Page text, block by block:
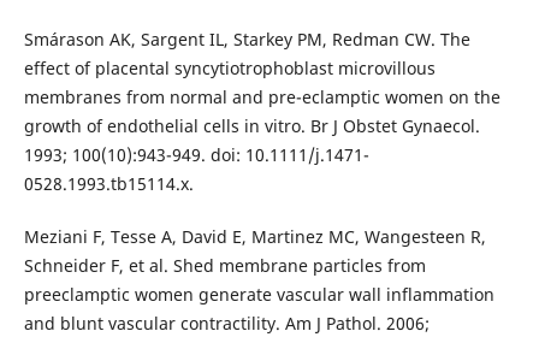
Smárason AK, Sargent IL, Starkey PM, Redman CW. The
effect of placental syncytiotrophoblast microvillous
membranes from normal and pre-eclamptic women on the
growth of endothelial cells in vitro. Br J Obstet Gynaecol.
1993; 100(10):943-949. doi: 10.1111/j.1471-
0528.1993.tb15114.x.
Meziani F, Tesse A, David E, Martinez MC, Wangesteen R,
Schneider F, et al. Shed membrane particles from
preeclamptic women generate vascular wall inflammation
and blunt vascular contractility. Am J Pathol. 2006;